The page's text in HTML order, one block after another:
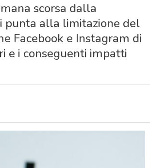
scorsa dalla
punta alla limitazione del
Facebook e Instagram di
e i conseguenti impatti